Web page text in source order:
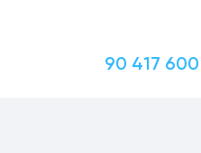
90 417